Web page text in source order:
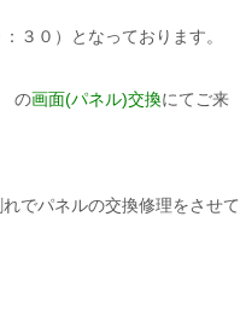
３０）となっております。
の画面(パネル)交換にてご来
でパネルの交換修理をさせて